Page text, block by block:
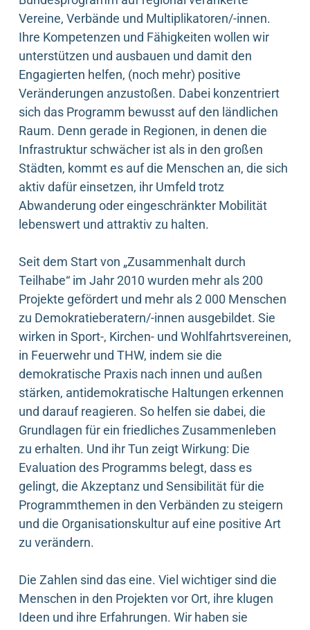
Vereine, Verbände und Multiplikatoren/-innen.
Ihre Kompetenzen und Fähigkeiten wollen wir
unterstützen und ausbauen und damit den
Engagierten helfen, (noch mehr) positive
Veränderungen anzustoßen. Dabei konzentriert
sich das Programm bewusst auf den ländlichen
Raum. Denn gerade in Regionen, in denen die
Infrastruktur schwächer ist als in den großen
Städten, kommt es auf die Menschen an, die sich
aktiv dafür einsetzen, ihr Umfeld trotz
Abwanderung oder eingeschränkter Mobilität
lebenswert und attraktiv zu halten.
Seit dem Start von „Zusammenhalt durch
Teilhabe“ im Jahr 2010 wurden mehr als 200
Projekte gefördert und mehr als 2 000 Menschen
zu Demokratieberatern/-innen ausgebildet. Sie
wirken in Sport-, Kirchen- und Wohlfahrtsvereinen,
in Feuerwehr und THW, indem sie die
demokratische Praxis nach innen und außen
stärken, antidemokratische Haltungen erkennen
und darauf reagieren. So helfen sie dabei, die
Grundlagen für ein friedliches Zusammenleben
zu erhalten. Und ihr Tun zeigt Wirkung: Die
Evaluation des Programms belegt, dass es
gelingt, die Akzeptanz und Sensibilität für die
Programmthemen in den Verbänden zu steigern
und die Organisationskultur auf eine positive Art
zu verändern.
Die Zahlen sind das eine. Viel wichtiger sind die
Menschen in den Projekten vor Ort, ihre klugen
Ideen und ihre Erfahrungen. Wir haben sie